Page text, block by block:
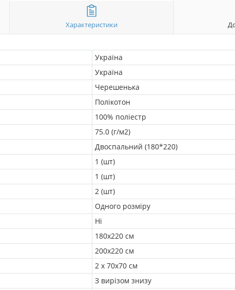
Характеристики
Україна
Україна
Черешенька
Полікотон
100% поліестр
75.0 (г/м2)
Двоспальний (180*220)
1 (шт)
1 (шт)
2 (шт)
Одного розміру
Ні
180х220 см
200х220 см
2 х 70х70 см
З вирізом знизу